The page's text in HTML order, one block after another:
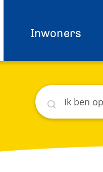
Inwoners
Chat
Zoeken